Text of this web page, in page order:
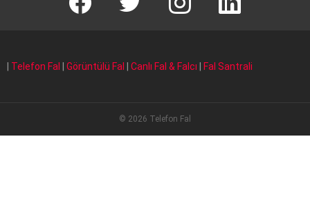
Telefon Fal Görüntülü Fal Canlı Fal & Falcı Fal Santrali
© 2026 Telefon Fal